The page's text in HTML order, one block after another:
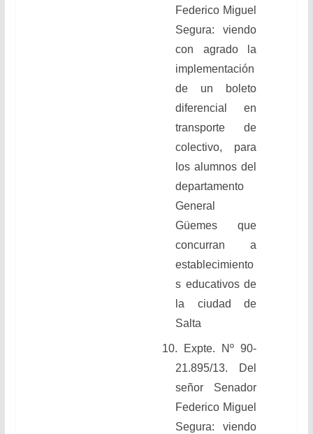
Federico Miguel
Segura: viendo
con agrado la
implementación
de un boleto
diferencial en
transporte de
colectivo, para
los alumnos del
departamento
General
Güemes que
concurran a
establecimiento
s educativos de
la ciudad de
Salta
10. Expte. Nº 90-
21.895/13. Del
señor Senador
Federico Miguel
Segura: viendo